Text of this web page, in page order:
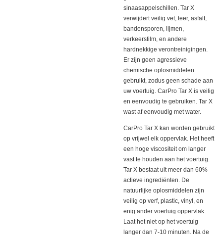
sinaasappelschillen. Tar X
verwijdert veilig vet, teer, asfalt,
bandensporen, lijmen,
verkeersfilm, en andere
hardnekkige verontreinigingen.
Er zijn geen agressieve
chemische oplosmiddelen
gebruikt, zodus geen schade aan
uw voertuig. CarPro Tar X is veilig
en eenvoudig te gebruiken. Tar X
wast af eenvoudig met water.
CarPro Tar X kan worden gebruikt
op vrijwel elk oppervlak. Het heeft
een hoge viscositeit om langer
vast te houden aan het voertuig.
Tar X bestaat uit meer dan 60%
actieve ingrediënten. De
natuurlijke oplosmiddelen zijn
veilig op verf, plastic, vinyl, en
enig ander voertuig oppervlak.
Laat het niet op het voertuig
langer dan 7-10 minuten. Na de